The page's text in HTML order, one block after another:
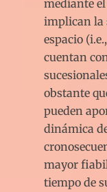
mediante el
implican la
espacio
cuentan
obstante
pueden
dinámica
mayor
tiempo de